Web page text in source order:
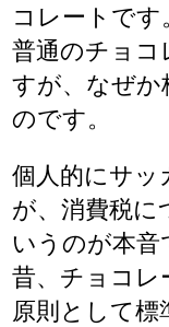
コレートです
普通のチョコ
すが、なぜか
のです。
個人的にサッ
が、消費税に
いうのが本音
昔、チョコレ
原則として